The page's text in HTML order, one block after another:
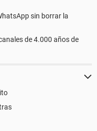
sin borrar la
de 4.000 años de